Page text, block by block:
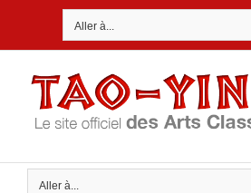
Aller à...
Aller à...